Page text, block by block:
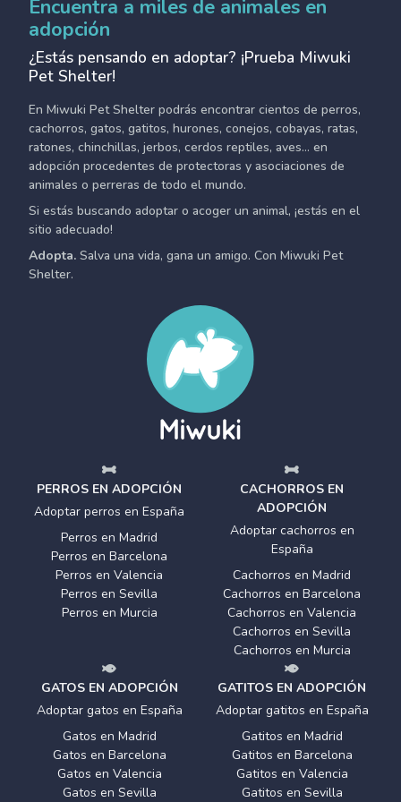
Encuentra a miles de animales en
adopción
¿Estás pensando en adoptar? ¡Prueba Miwuki
Pet Shelter!
En Miwuki Pet Shelter podrás encontrar cientos de perros,
cachorros, gatos, gatitos, hurones, conejos, cobayas, ratas,
ratones, chinchillas, jerbos, cerdos reptiles, aves... en
adopción procedentes de protectoras y asociaciones de
animales o perreras de todo el mundo.
Si estás buscando adoptar o acoger un animal, ¡estás en el
sitio adecuado!
Adopta. Salva una vida, gana un amigo. Con Miwuki Pet
Shelter.
PERROS EN ADOPCIÓN
Adoptar perros en España
Perros en Madrid
Perros en Barcelona
Perros en Valencia
Perros en Sevilla
Perros en Murcia
CACHORROS EN
ADOPCIÓN
Adoptar cachorros en
España
Cachorros en Madrid
Cachorros en Barcelona
Cachorros en Valencia
Cachorros en Sevilla
Cachorros en Murcia
GATOS EN ADOPCIÓN
Adoptar gatos en España
Gatos en Madrid
Gatos en Barcelona
Gatos en Valencia
Gatos en Sevilla
GATITOS EN ADOPCIÓN
Adoptar gatitos en España
Gatitos en Madrid
Gatitos en Barcelona
Gatitos en Valencia
Gatitos en Sevilla